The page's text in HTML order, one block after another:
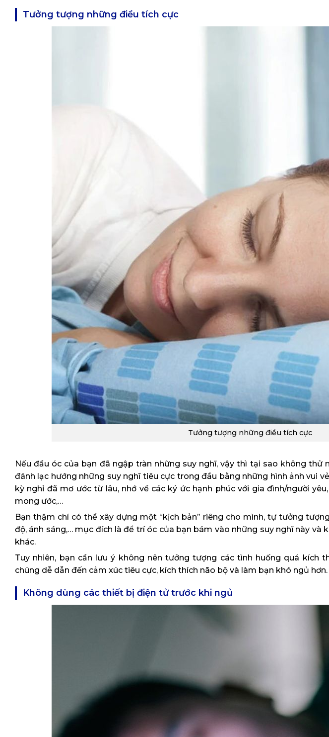
Tưởng tượng những điều tích cực
Tưởng tượng những điều tích cực
Nếu đầu óc của bạn đã ngập tràn những suy nghĩ, vậy thì tại sao không thử
đánh lạc hướng những suy nghĩ tiêu cực trong đầu bằng những hình ảnh vui
kỳ nghỉ đã mơ ước từ lâu, nhớ về các ký ức hạnh phúc với gia đình/người
mong ước,…
Bạn thậm chí có thể xây dựng một “kịch bản” riêng cho mình, tự tưởng
độ, ánh sáng,… mục đích là để trí óc của bạn bám vào những suy nghĩ này và
khác.
Tuy nhiên, bạn cần lưu ý không nên tưởng tượng các tình huống quá kích
chúng dễ dẫn đến cảm xúc tiêu cực, kích thích não bộ và làm bạn khó ngủ hơn.
Không dùng các thiết bị điện tử trước khi ngủ